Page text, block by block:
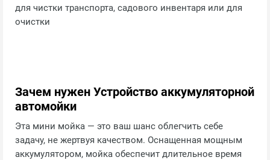
для чистки транспорта, садового инвентаря или для
очистки
Зачем нужен Устройство аккумуляторной
автомойки
Эта мини мойка — это ваш шанс облегчить себе
задачу, не жертвуя качеством. Оснащенная мощным
аккумулятором, мойка обеспечит длительное время